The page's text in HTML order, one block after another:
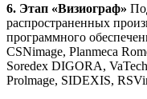
6. Этап «Визиограф»
распространенных
программного
CSNimage, Planmeca
Soredex DIGORA,
Prolmage, SIDEXIS,